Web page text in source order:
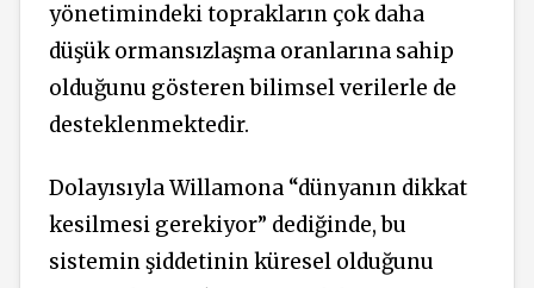
yönetimindeki toprakların çok daha
düşük ormansızlaşma oranlarına sahip
olduğunu gösteren bilimsel verilerle de
desteklenmektedir.
Dolayısıyla Willamona “dünyanın dikkat
kesilmesi gerekiyor” dediğinde, bu
sistemin şiddetinin küresel olduğunu